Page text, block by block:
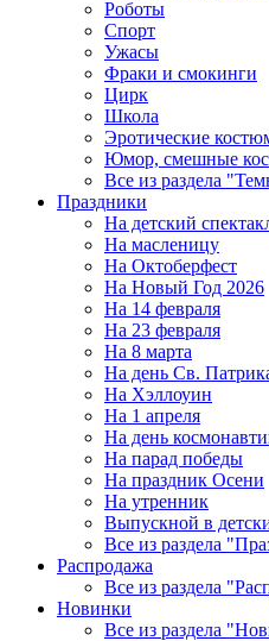
Роботы
Спорт
Ужасы
Фраки и смокинги
Цирк
Школа
Эротические
Юмор, смешные
Все из раздела
Праздники
На детский
На масленицу
На Октоберфест
На Новый Год 2026
На 14 февраля
На 23 февраля
На 8 марта
На день Св.
На Хэллоуин
На 1 апреля
На день
На парад победы
На праздник Осени
На утренник
Выпускной в
Все из раздела
Распродажа
Все из раздела
Новинки
Все из раздела